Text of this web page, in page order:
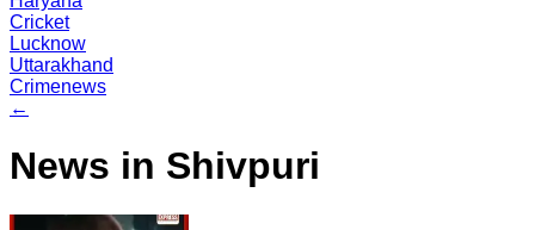
Cricket
Lucknow
Uttarakhand
Crimenews
←
News in Shivpuri